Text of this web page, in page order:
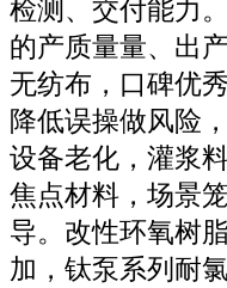
检测、交付能力
的产质量量、出
无纺布，口碑优
降低误操做风险
设备老化，灌浆
焦点材料，场景
导。改性环氧树
加，钛泵系列耐